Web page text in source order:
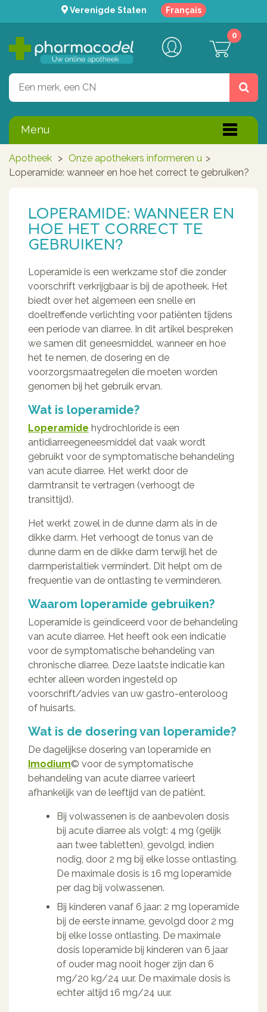
Verenigde Staten Français
0
Menu
Apotheek > Onze apothekers informeren u >
Loperamide: wanneer en hoe het correct te gebruiken?
LOPERAMIDE: WANNEER EN
HOE HET CORRECT TE
GEBRUIKEN?
Loperamide is een werkzame stof die zonder
voorschrift verkrijgbaar is bij de apotheek. Het
biedt over het algemeen een snelle en
doeltreffende verlichting voor patiënten tijdens
een periode van diarree. In dit artikel bespreken
we samen dit geneesmiddel, wanneer en hoe
het te nemen, de dosering en de
voorzorgsmaatregelen die moeten worden
genomen bij het gebruik ervan.
Wat is loperamide?
Loperamide hydrochloride is een
antidiarreegeneesmiddel dat vaak wordt
gebruikt voor de symptomatische behandeling
van acute diarree. Het werkt door de
darmtransit te vertragen (verhoogt de
transittijd).
Het werkt zowel in de dunne darm als in de
dikke darm. Het verhoogt de tonus van de
dunne darm en de dikke darm terwijl het de
darmperistaltiek vermindert. Dit helpt om de
frequentie van de ontlasting te verminderen.
Waarom loperamide gebruiken?
Loperamide is geïndiceerd voor de behandeling
van acute diarree. Het heeft ook een indicatie
voor de symptomatische behandeling van
chronische diarree. Deze laatste indicatie kan
echter alleen worden ingesteld op
voorschrift/advies van uw gastro-enteroloog
of huisarts.
Wat is de dosering van loperamide?
De dagelijkse dosering van loperamide en
Imodium© voor de symptomatische
behandeling van acute diarree varieert
afhankelijk van de leeftijd van de patiënt.
Bij volwassenen is de aanbevolen dosis
bij acute diarree als volgt: 4 mg (gelijk
aan twee tabletten), gevolgd, indien
nodig, door 2 mg bij elke losse ontlasting.
De maximale dosis is 16 mg loperamide
per dag bij volwassenen.
Bij kinderen vanaf 6 jaar: 2 mg loperamide
bij de eerste inname, gevolgd door 2 mg
bij elke losse ontlasting. De maximale
dosis loperamide bij kinderen van 6 jaar
of ouder mag nooit hoger zijn dan 6
mg/20 kg/24 uur. De maximale dosis is
echter altijd 16 mg/24 uur.